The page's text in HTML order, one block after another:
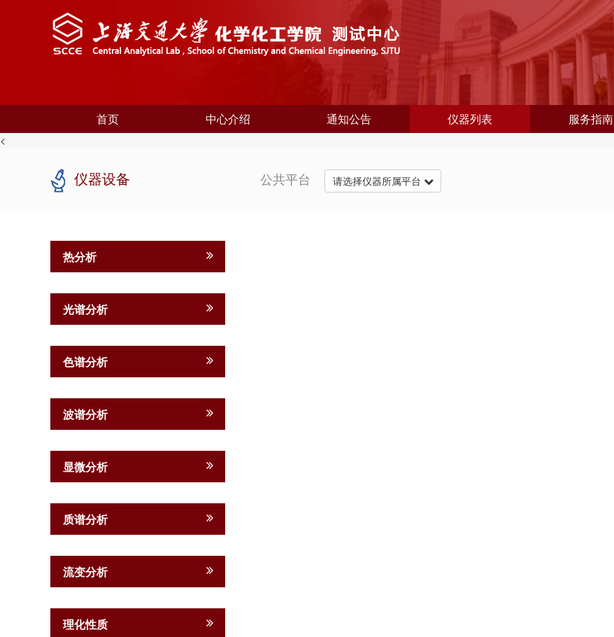
首页 中心介绍 通知公告 仪器列表 服务指南
<
仪器设备 公共平台 请选择仪器所属平台
热分析
光谱分析
色谱分析
波谱分析
显微分析
质谱分析
流变分析
理化性质